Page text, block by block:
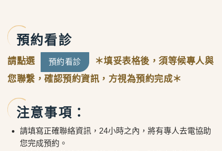
預約看診
請點選 預約看診
＊填妥表格後，須等候專人與
您聯繫，確認預約資訊，方視為預約完成＊
注意事項：
請填寫正確聯絡資訊，24小時之內，將有專人去電協助
您完成預約。